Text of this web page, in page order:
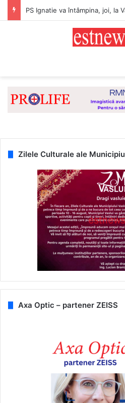
Zilele Culturale ale
Axa Optic – partener ZEISS